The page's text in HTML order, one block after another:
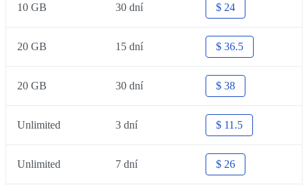
10 GB 30 dní $ 24
20 GB 15 dní $ 36.5
20 GB 30 dní $ 38
Unlimited 3 dní $ 11.5
Unlimited 7 dní $ 26